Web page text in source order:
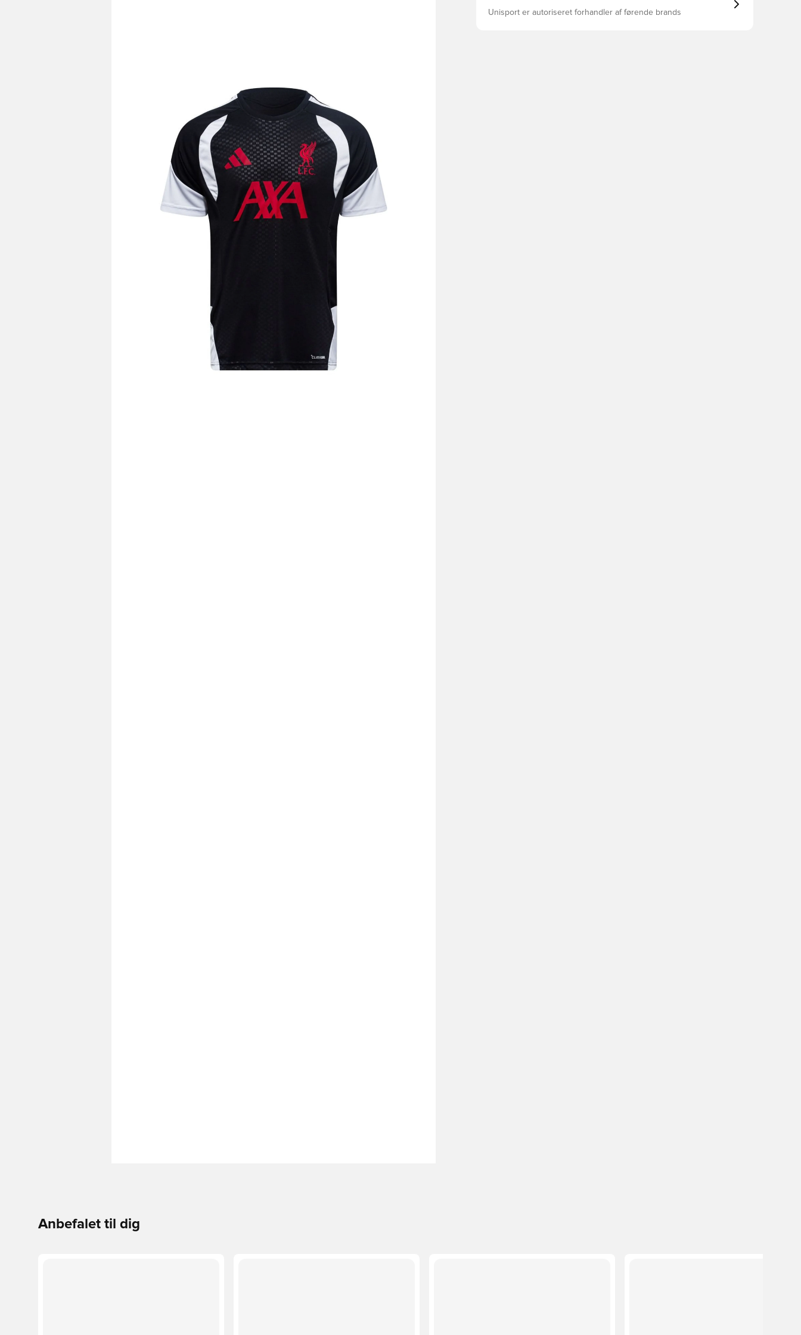
Unisport er autoriseret forhandler af førende brands
Anbefalet til dig